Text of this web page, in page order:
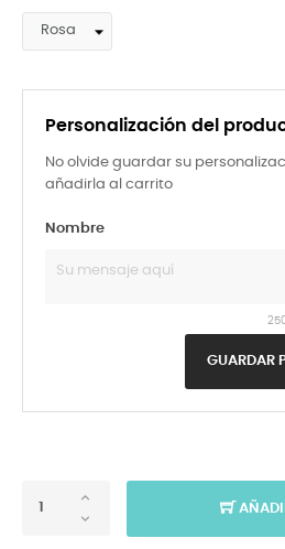
Personalización del
No olvide guardar su
añadirla al carrito
Nombre
GUARDAR